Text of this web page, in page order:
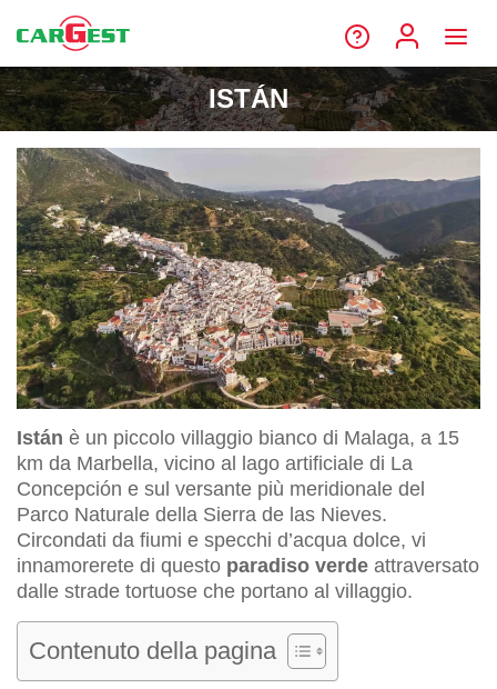
ISTÁN
Istán è un piccolo villaggio bianco di Malaga, a 15
km da Marbella, vicino al lago artificiale di La
Concepción e sul versante più meridionale del
Parco Naturale della Sierra de las Nieves.
Circondati da fiumi e specchi d’acqua dolce, vi
innamorerete di questo paradiso verde attraversato
dalle strade tortuose che portano al villaggio.
Contenuto della pagina